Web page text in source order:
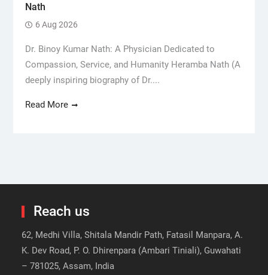
Nath
6 Aug 2026
Dr. Binoy Kumar Nath: A Physician Dedicated to
Compassion, Service, and Humanity Heramba Nath (A
deeply inspiring biography of Dr....
Read More
Reach us
62, Medhi Villa, Shitala Mandir Path, Fatasil Manpara, A.
K. Dev Road, P. O. Dhirenpara (Ambari Tiniali), Guwahati
– 781025, Assam, India